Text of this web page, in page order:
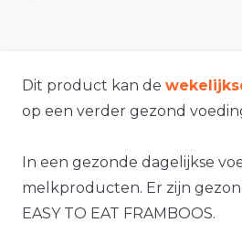
Dit product kan de
op een verder gezond
In een gezonde dagelijkse
melkproducten. Er zijn
EASY TO EAT FRAMBOOS.